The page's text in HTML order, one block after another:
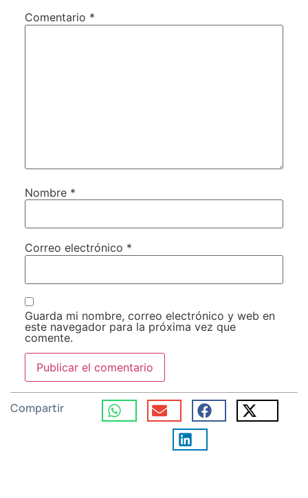
Comentario *
Nombre *
Correo electrónico *
Guarda mi nombre, correo electrónico y web en
este navegador para la próxima vez que
comente.
Compartir